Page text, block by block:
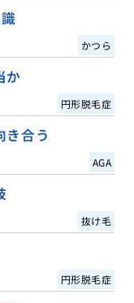
かつら
か
円形脱毛症
き合う
AGA
抜け毛
円形脱毛症